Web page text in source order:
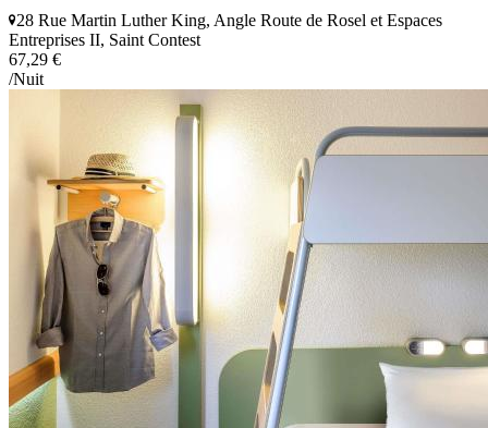
28 Rue Martin Luther King, Angle Route de Rosel et Espaces
Entreprises II, Saint Contest
67,29 €
/Nuit